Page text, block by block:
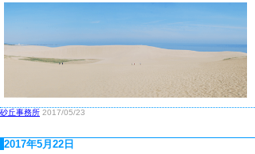
砂丘事務所 2017/05/23
2017年5月22日